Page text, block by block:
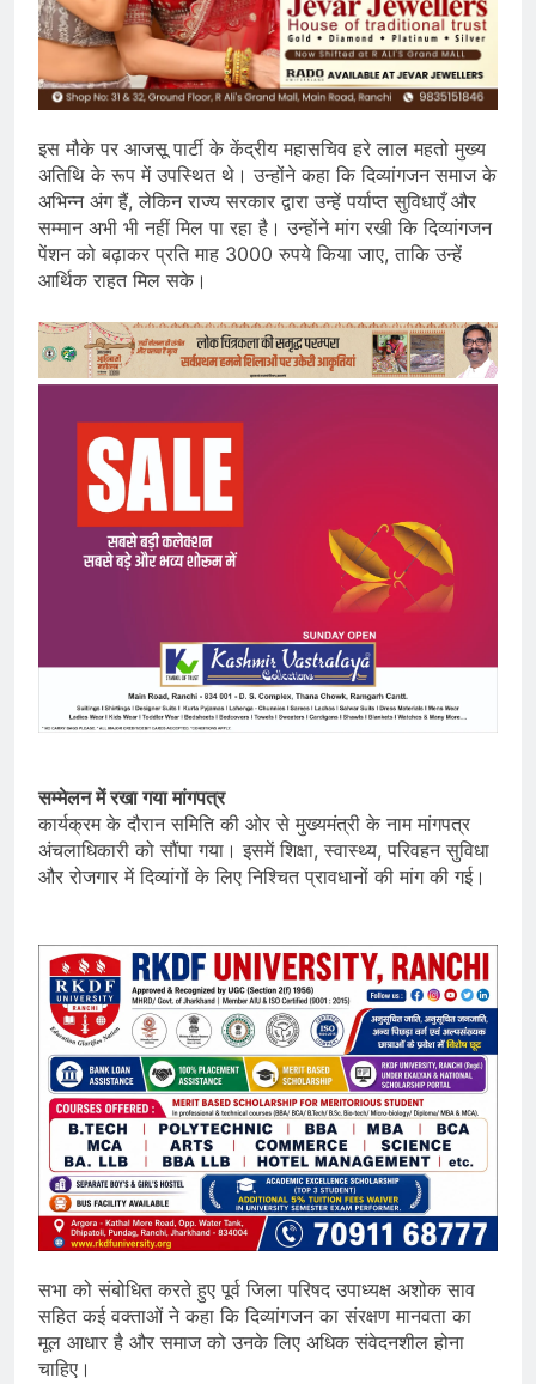
इस मौके पर आजसू पार्टी के केंद्रीय महासचिव हरे लाल महतो मुख्य
अतिथि के रूप में उपस्थित थे। उन्होंने कहा कि दिव्यांगजन समाज के
अभिन्न अंग हैं, लेकिन राज्य सरकार द्वारा उन्हें पर्याप्त सुविधाएँ और
सम्मान अभी भी नहीं मिल पा रहा है। उन्होंने मांग रखी कि दिव्यांगजन
पेंशन को बढ़ाकर प्रति माह 3000 रुपये किया जाए, ताकि उन्हें
आर्थिक राहत मिल सके।
सम्मेलन में रखा गया मांगपत्र
कार्यक्रम के दौरान समिति की ओर से मुख्यमंत्री के नाम मांगपत्र
अंचलाधिकारी को सौंपा गया। इसमें शिक्षा, स्वास्थ्य, परिवहन सुविधा
और रोजगार में दिव्यांगों के लिए निश्चित प्रावधानों की मांग की गई।
सभा को संबोधित करते हुए पूर्व जिला परिषद उपाध्यक्ष अशोक साव
सहित कई वक्ताओं ने कहा कि दिव्यांगजन का संरक्षण मानवता का
मूल आधार है और समाज को उनके लिए अधिक संवेदनशील होना
चाहिए।